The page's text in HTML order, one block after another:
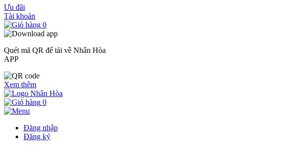
Ưu đãi
Tài khoản
0
Quét mã QR để tải về Nhân Hòa
APP
Xem thêm
0
Đăng nhập
Đăng ký